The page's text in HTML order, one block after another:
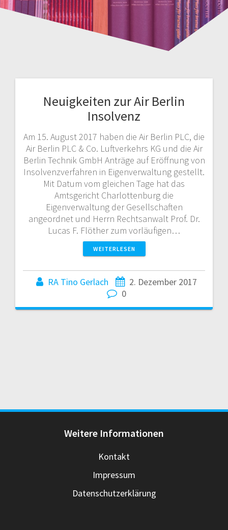
Neuigkeiten zur Air Berlin
Insolvenz
Am 15. August 2017 haben die Air Berlin PLC, die
Air Berlin PLC & Co. Luftverkehrs KG und die Air
Berlin Technik GmbH Anträge auf Eröffnung von
Insolvenzverfahren in Eigenverwaltung gestellt.
Mit Datum vom gleichen Tage hat das
Amtsgericht Charlottenburg die
Eigenverwaltung der Gesellschaften
angeordnet und Herrn Rechtsanwalt Prof. Dr.
Lucas F. Flöther zum vorläufigen…
WEITERLESEN
RA Tino Gerlach
2. Dezember 2017
0
Weitere Informationen
Kontakt
Impressum
Datenschutzerklärung